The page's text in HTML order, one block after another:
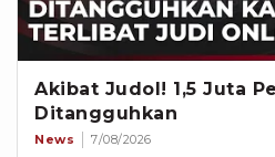
Akibat Judol! 1,5 Juta
Ditangguhkan
News 7/08/2026